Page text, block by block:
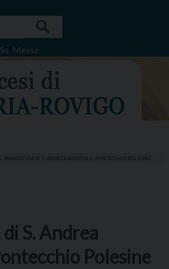
Messe
PARROCCHIA DI S. ANDREA APOSTOLO, PONTECCHIO POLESINE
S. Andrea
Polesine